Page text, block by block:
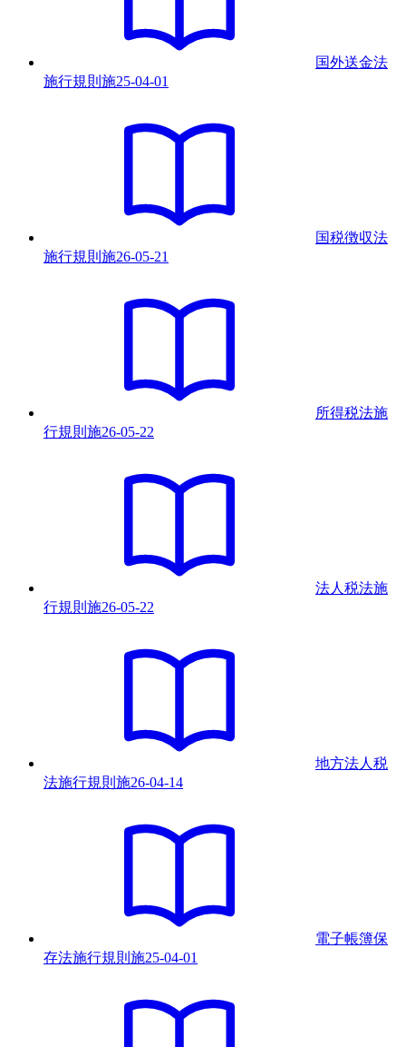
国外送金法
施行規則 施25-04-01
国税徴収法
施行規則 施26-05-21
所得税法施
行規則 施26-05-22
法人税法施
行規則 施26-05-22
地方法人税
法施行規則 施26-04-14
電子帳簿保
存法施行規則 施25-04-01